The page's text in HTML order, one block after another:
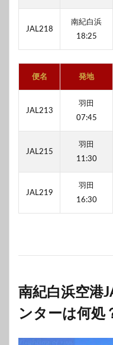
JAL218
南紀白浜
18:25
便名 発地
JAL213
羽田
07:45
JAL215
羽田
11:30
JAL219
羽田
16:30
南紀白浜空港
ンターは何処